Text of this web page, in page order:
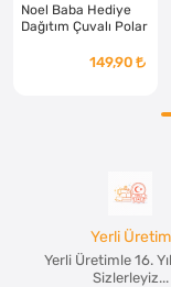
Noel Baba Hediye
Dağıtım Çuvalı Polar
149,90
Yerli Üretim
Yerli Üretimle 16.
Sizlerleyiz...